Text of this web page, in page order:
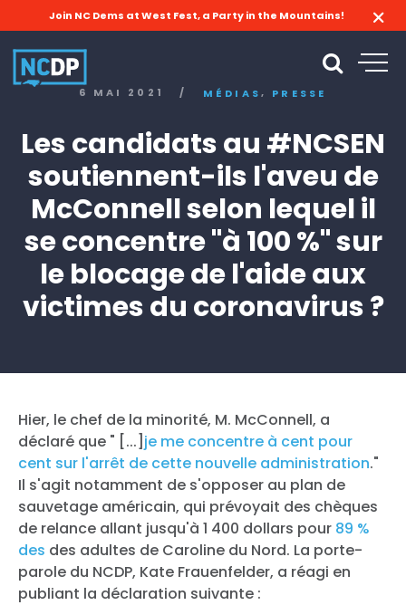
Join NC Dems at West Fest, a Party in the Mountains!
6 MAI 2021 / MÉDIAS, PRESSE
Les candidats au #NCSEN
soutiennent-ils l'aveu de
McConnell selon lequel il
se concentre "à 100 %" sur
le blocage de l'aide aux
victimes du coronavirus ?
Hier, le chef de la minorité, M. McConnell, a
déclaré que " [...] je me concentre à cent pour
cent sur l'arrêt de cette nouvelle administration."
Il s'agit notamment de s'opposer au plan de
sauvetage américain, qui prévoyait des chèques
de relance allant jusqu'à 1 400 dollars pour 89 %
des des adultes de Caroline du Nord. La porte-
parole du NCDP, Kate Frauenfelder, a réagi en
publiant la déclaration suivante :